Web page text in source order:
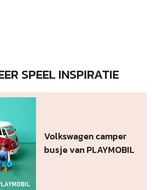
SPEEL INSPIRATIE
Volkswagen camper
busje van PLAYMOBIL